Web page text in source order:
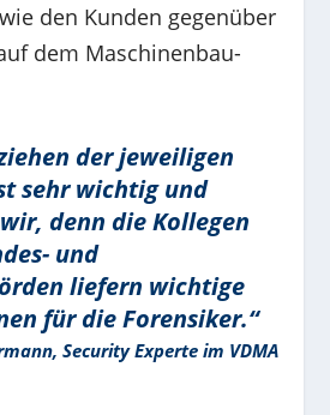
den Kunden gegenüber
dem Maschinenbau-
der jeweiligen
sehr wichtig und
denn die Kollegen
und
liefern wichtige
für die Forensiker.“
Security Experte im VDMA